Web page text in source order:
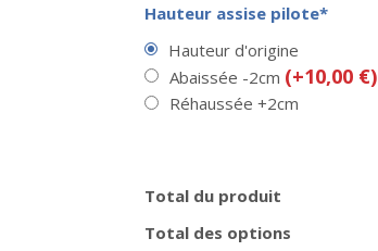
Hauteur assise pilote*
Hauteur d'origine
Abaissée -2cm (+10,00 €)
Réhaussée +2cm
Total du produit
Total des options